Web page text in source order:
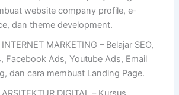
website company profile, e-
dan theme development.
MARKETING – Belajar SEO,
Facebook Ads, Youtube Ads, Email
dan cara membuat Landing Page.